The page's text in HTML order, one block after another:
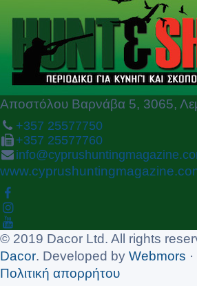
Αποστόλου Βαρνάβα 5, 3065,
+357 25577750
+357 25577760
© 2019 Dacor Ltd. All rights
Dacor. Developed by Webmors ·
Πολιτική απορρήτου